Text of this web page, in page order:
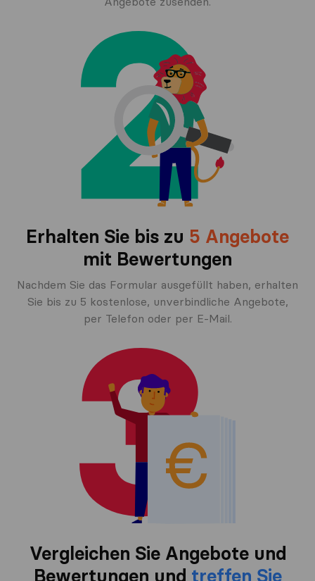
Erhalten Sie bis zu 5 Angebote
mit Bewertungen
Nachdem Sie das Formular ausgefüllt haben, erhalten
Sie bis zu 5 kostenlose, unverbindliche Angebote,
per Telefon oder per E-Mail.
Vergleichen Sie Angebote und
Bewertungen und treffen Sie